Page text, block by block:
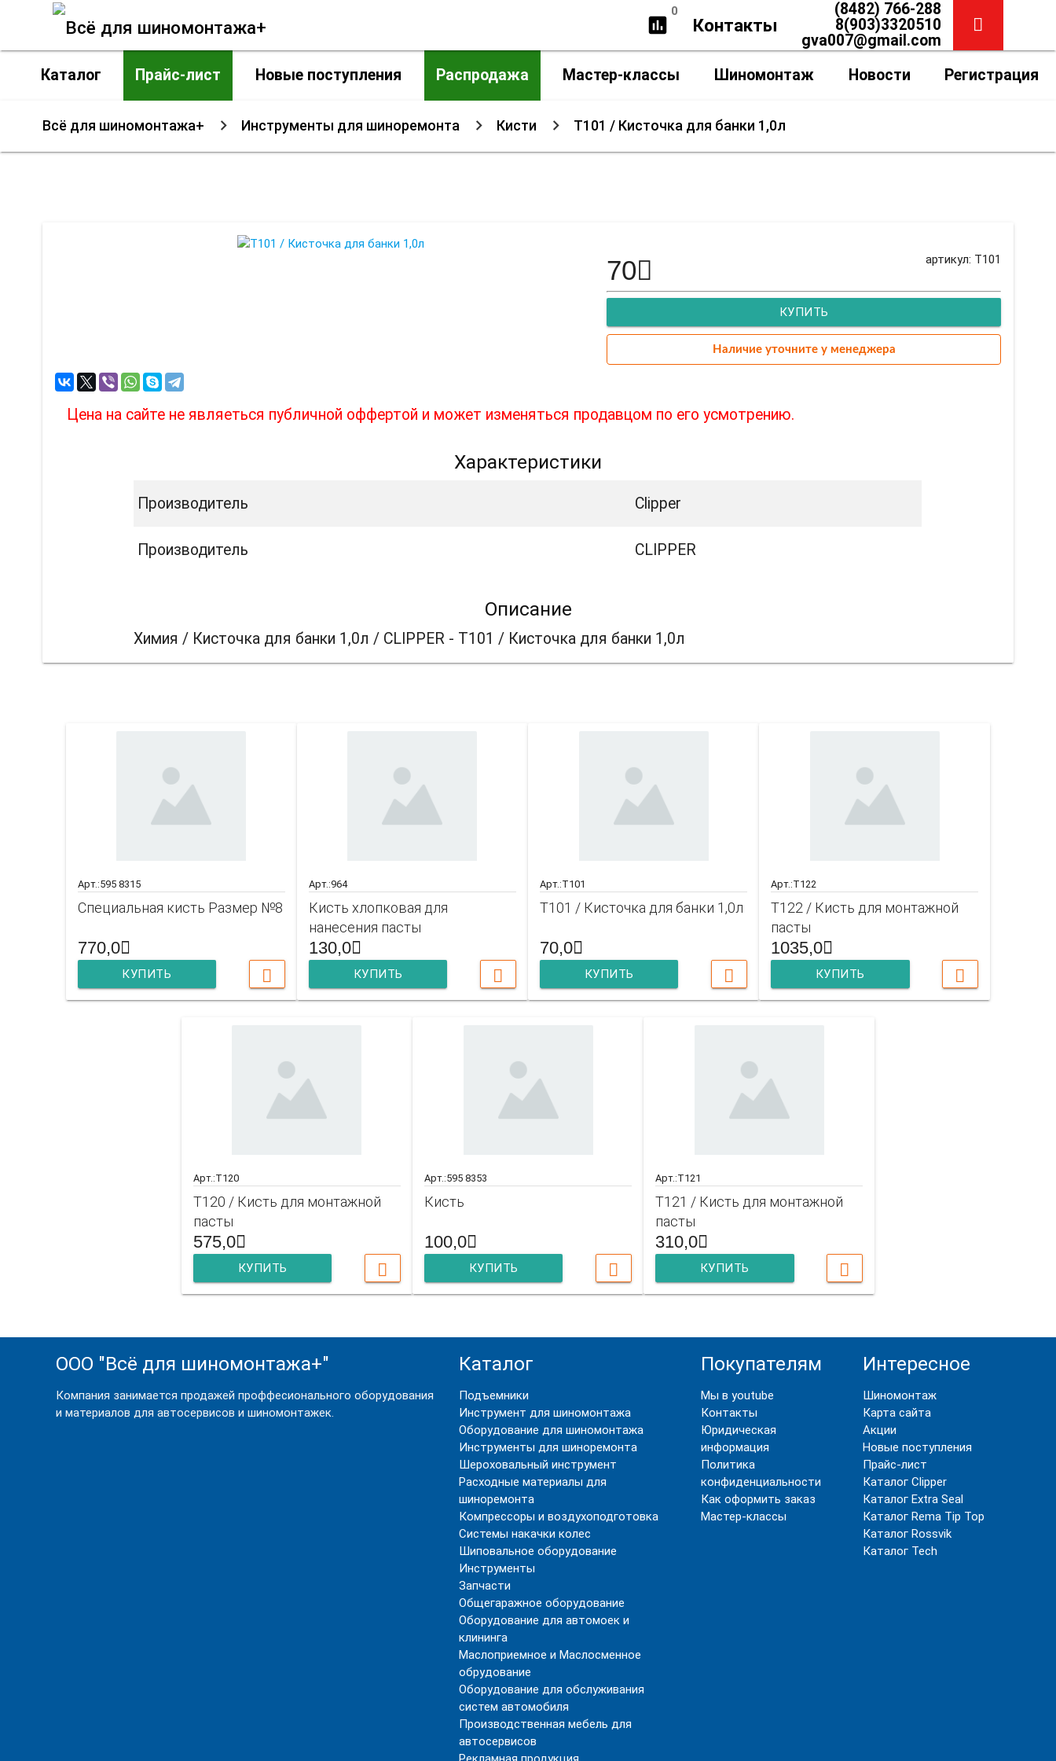
insert_chart
0
Контакты
(8482) 766-288
8(903)3320510
gva007@gmail.com
Каталог
Прайс-лист Новые поступления Распродажа Мастер-классы Шиномонтаж Новости Регистрация
Всё для шиномонтажа+ Инструменты для шиноремонта Кисти T101 / Кисточка для банки 1,0л
артикул: T101
70
КУПИТЬ
Наличие уточните у менеджера
Цена на сайте не являеться публичной оффертой и может изменяться продавцом по его усмотрению.
Характеристики
Производитель Clipper
Производитель CLIPPER
Описание
Химия / Кисточка для банки 1,0л / CLIPPER - T101 / Кисточка для банки 1,0л
Арт.:595 8315
Специальная кисть Размер №8
770,0
КУПИТЬ
Арт.:964
Кисть хлопковая для
нанесения пасты
130,0
КУПИТЬ
Арт.:T101
T101 / Кисточка для банки 1,0л
70,0
КУПИТЬ
Арт.:T122
T122 / Кисть для монтажной
пасты
1035,0
КУПИТЬ
Арт.:T120
T120 / Кисть для монтажной
пасты
575,0
КУПИТЬ
Арт.:595 8353
Кисть
100,0
КУПИТЬ
Арт.:T121
T121 / Кисть для монтажной
пасты
310,0
КУПИТЬ
ООО "Всё для шиномонтажа+"
Компания занимается продажей проффесионального оборудования
и материалов для автосервисов и шиномонтажек.
Каталог
Подъемники
Инструмент для шиномонтажа
Оборудование для шиномонтажа
Инструменты для шиноремонта
Шероховальный инструмент
Расходные материалы для
шиноремонта
Компрессоры и воздухоподготовка
Системы накачки колес
Шиповальное оборудование
Инструменты
Запчасти
Общегаражное оборудование
Оборудование для автомоек и
клининга
Маслоприемное и Маслосменное
обрудование
Оборудование для обслуживания
систем автомобиля
Производственная мебель для
автосервисов
Покупателям
Мы в youtube
Контакты
Юридическая
информация
Политика
конфиденциальности
Как оформить заказ
Мастер-классы
Интересное
Шиномонтаж
Карта сайта
Акции
Новые поступления
Прайс-лист
Каталог Clipper
Каталог Extra Seal
Каталог Rema Tip Top
Каталог Rossvik
Каталог Tech